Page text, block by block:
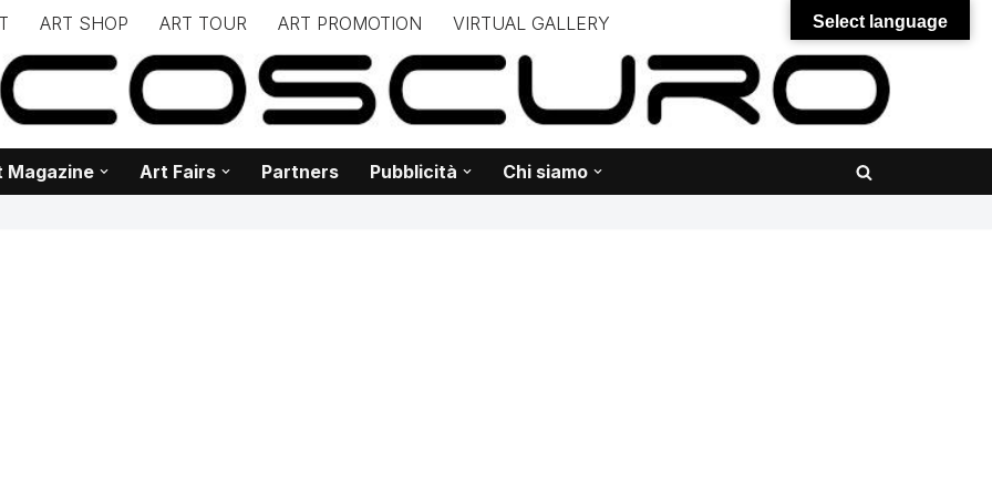
ART SHOP ART TOUR ART PROMOTION VIRTUAL GALLERY
– – – – – – – – – – www.biancoscuro.it – – – – – – – – – – – – – – –
– Editoria – Spazi Espositivi – Concorsi Internazionali – – – – – – – – – – – – – – –
Magazine Art Fairs Partners Pubblicità Chi siamo
Select language